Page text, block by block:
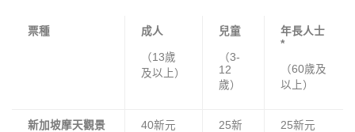
票種 成人
（13歲
及以上）
兒童
（3-
12
歲）
年長人士
*
（60歲及
以上）
新加坡摩天觀景
40新元
25新
25新元